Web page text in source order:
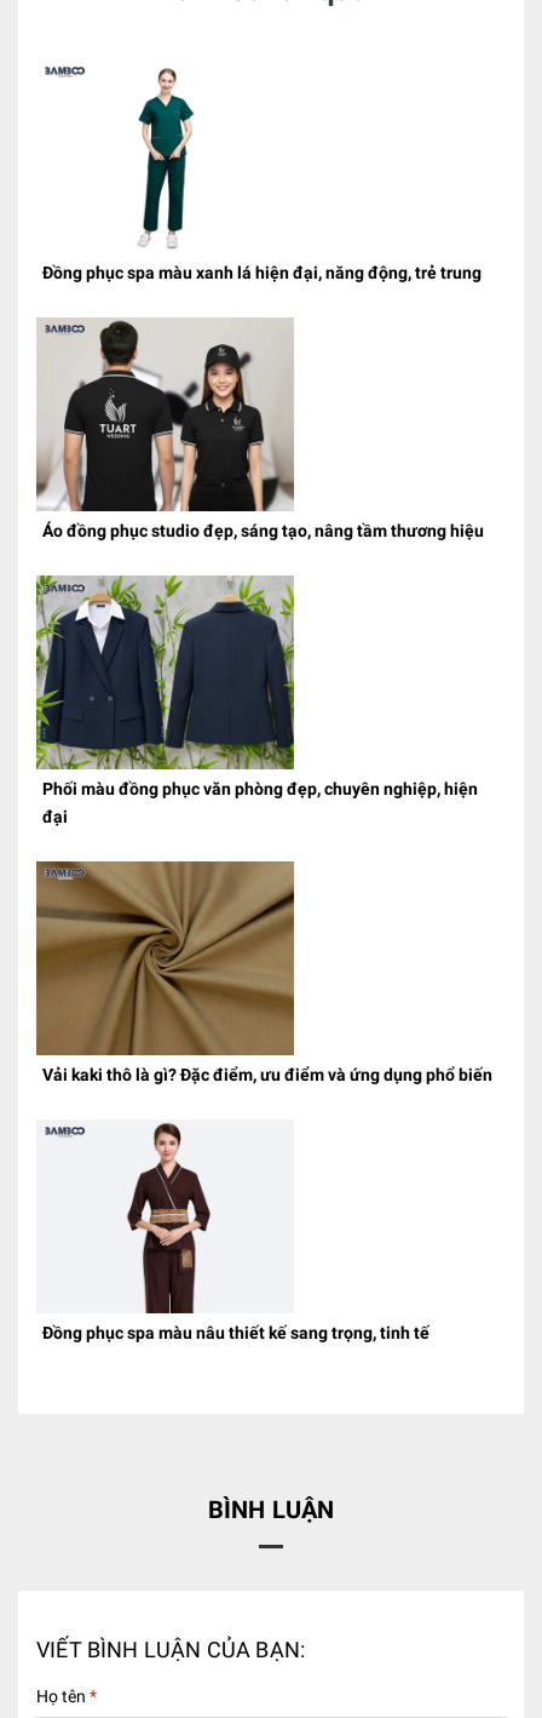
Đồng phục spa màu xanh lá hiện đại, năng động, trẻ trung
Áo đồng phục studio đẹp, sáng tạo, nâng tầm thương hiệu
Phối màu đồng phục văn phòng đẹp, chuyên nghiệp, hiện
đại
Vải kaki thô là gì? Đặc điểm, ưu điểm và ứng dụng phổ biến
Đồng phục spa màu nâu thiết kế sang trọng, tinh tế
BÌNH LUẬN
VIẾT BÌNH LUẬN CỦA BẠN:
Họ tên *